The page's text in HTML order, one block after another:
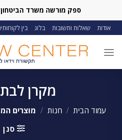
content
ספק מורשה משרד הביטחון מס':
אודות שאלות ותשובות בלוג בין
מקרן
עמוד הבית / חנות / מוצרים
סנן